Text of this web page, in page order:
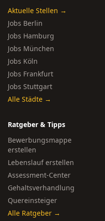
Aktuelle Stellen →
Jobs Berlin
Jobs Hamburg
Jobs München
Jobs Köln
Jobs Frankfurt
Jobs Stuttgart
Alle Städte →
Ratgeber & Tipps
Bewerbungsmappe
erstellen
Lebenslauf erstellen
Assessment-Center
Gehaltsverhandlung
Quereinsteiger
Alle Ratgeber →